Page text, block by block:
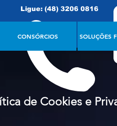
Ligue: (48) 3206 0816
de Cookies e
CONSÓRCIOS SOLUÇÕES